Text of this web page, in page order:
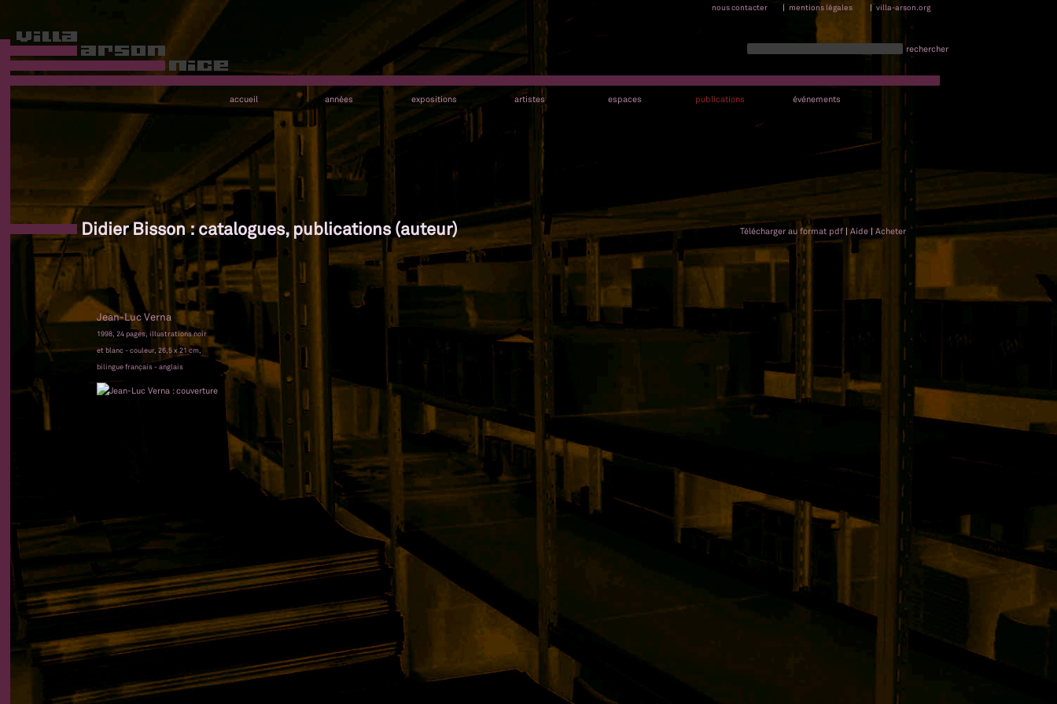
nous contacter | mentions légales | villa-arson.org
rechercher
accueil années expositions artistes espaces publications événements
Didier Bisson : catalogues, publications (auteur) Télécharger au format pdf |Aide|Acheter
Jean-Luc Verna
1998, 24 pages, illustrations noir
et blanc - couleur, 26,5 x 21 cm,
bilingue français - anglais